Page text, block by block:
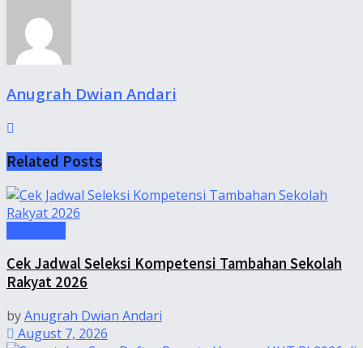
Anugrah Dwian Andari
Related Posts
Cek Jadwal Seleksi Kompetensi Tambahan Sekolah
Rakyat 2026
byAnugrah Dwian Andari
August 7, 2026